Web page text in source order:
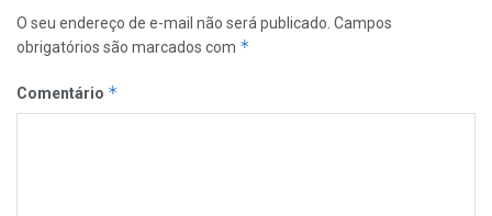
O seu endereço de e-mail não será publicado. Campos
obrigatórios são marcados com *
Comentário *